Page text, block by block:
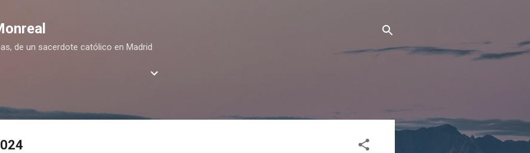
de un sacerdote católico en Madrid